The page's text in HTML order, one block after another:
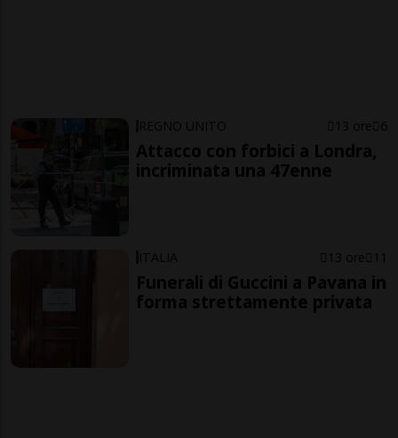
REGNO UNITO 13 ore 6
Attacco con forbici a Londra,
incriminata una 47enne
ITALIA 13 ore 11
Funerali di Guccini a Pavana in
forma strettamente privata